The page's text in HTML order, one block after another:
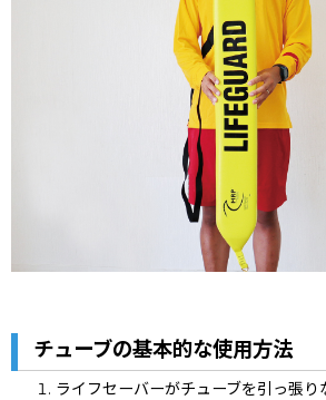
チューブの基本的な使用方法
ライフセーバーがチューブを引っ張り